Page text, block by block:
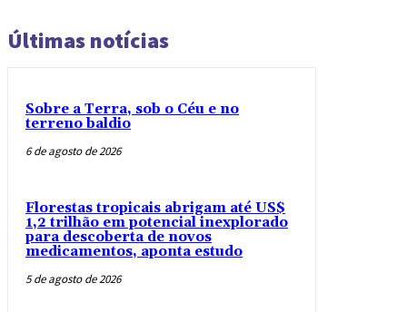
Últimas notícias
Sobre a Terra, sob o Céu e no
terreno baldio
6 de agosto de 2026
Florestas tropicais abrigam até US$
1,2 trilhão em potencial inexplorado
para descoberta de novos
medicamentos, aponta estudo
5 de agosto de 2026